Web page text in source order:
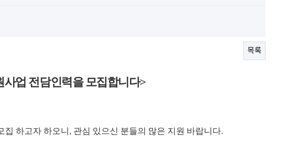
목록
사업 전담인력을 모집합니다>
집 하고자 하오니 , 관심 있으신 분들의 많은 지원 바랍니다.